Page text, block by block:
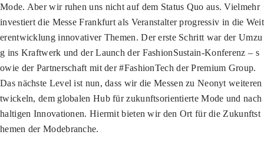
Mode. Aber wir ruhen uns nicht auf dem Status Quo aus. Vielmehr
investiert die Messe Frankfurt als Veranstalter progressiv in die Weit
erentwicklung innovativer Themen. Der erste Schritt war der Umzu
g ins Kraftwerk und der Launch der FashionSustain-Konferenz – s
owie der Partnerschaft mit der #FashionTech der Premium Group.
Das nächste Level ist nun, dass wir die Messen zu Neonyt weiteren
twickeln, dem globalen Hub für zukunftsorientierte Mode und nach
haltigen Innovationen. Hiermit bieten wir den Ort für die Zukunftst
hemen der Modebranche.